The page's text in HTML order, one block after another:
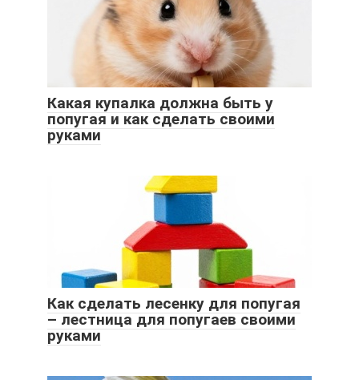
Какая купалка должна быть у
попугая и как сделать своими
руками
Как сделать лесенку для попугая
– лестница для попугаев своими
руками